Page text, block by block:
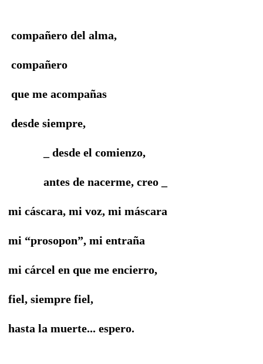
compañero del alma,
compañero
que me acompañas
desde siempre,
_ desde el comienzo,
antes de nacerme, creo _
mi cáscara, mi voz, mi máscara
mi “prosopon”, mi entraña
mi cárcel en que me encierro,
fiel, siempre fiel,
hasta la muerte... espero.